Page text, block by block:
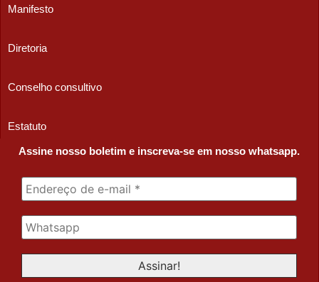
Manifesto
Diretoria
Conselho consultivo
Estatuto
Assine nosso boletim e inscreva-se em nosso whatsapp.